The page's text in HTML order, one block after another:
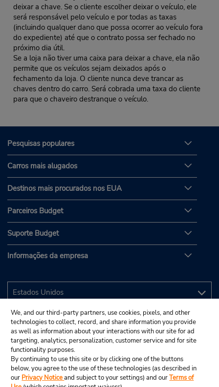
deixar a chave. Se o cliente escolher deixar o veículo, ele
será responsável pelo veículo e por todas as taxas
(incluindo qualquer dano que possa ocorrer ao veículo fora
do expediente) até que o contrato possa ser fechado no
próximo dia útil.
Se a loja não tiver uma caixa para deixar a chave, ela não
permite que os veículos sejam deixados após o
fechamento da loja. O cliente nunca deve trancar as
chaves dentro do carro. Será cobrada uma taxa do cliente
para que o chaveiro destranque o veículo.
Pesquisas populares
Carros mais alugados
Destinos mais procurados nos EUA
Parceiros Budget
Suporte Budget
Informações da empresa
We, and our third-party partners, use cookies, pixels, and other
technologies to collect, record, and share information you provide
as well as information about your interactions with our site for ad
targeting, analytics, personalization, customer service and for site
functionality purposes.
By continuing to use this site or by clicking one of the buttons
below, you agree to the use of these technologies (as described in
our Privacy Noticeand subject to your settings) and ourTerms of